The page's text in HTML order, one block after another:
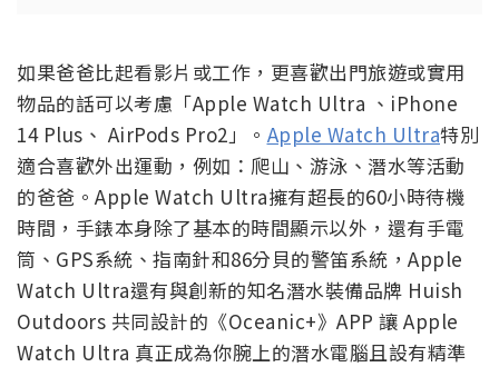
如果爸爸比起看影片或工作，更喜歡出門旅遊或實用
物品的話可以考慮「Apple Watch Ultra 、iPhone
14 Plus、 AirPods Pro2」。 Apple Watch Ultra特別
適合喜歡外出運動，例如：爬山、游泳、潛水等活動
的爸爸。Apple Watch Ultra擁有超長的60小時待機
時間，手錶本身除了基本的時間顯示以外，還有手電
筒、GPS系統、指南針和86分貝的警笛系統，Apple
Watch Ultra還有與創新的知名潛水裝備品牌 Huish
Outdoors 共同設計的《Oceanic+》APP 讓 Apple
Watch Ultra 真正成為你腕上的潛水電腦且設有精準